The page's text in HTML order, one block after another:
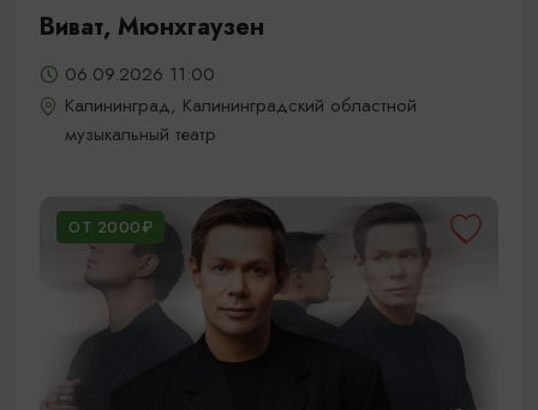
Виват, Мюнхгаузен
06.09.2026 11:00
Калининград, Калининградский областной
музыкальный театр
ОТ 2000₽